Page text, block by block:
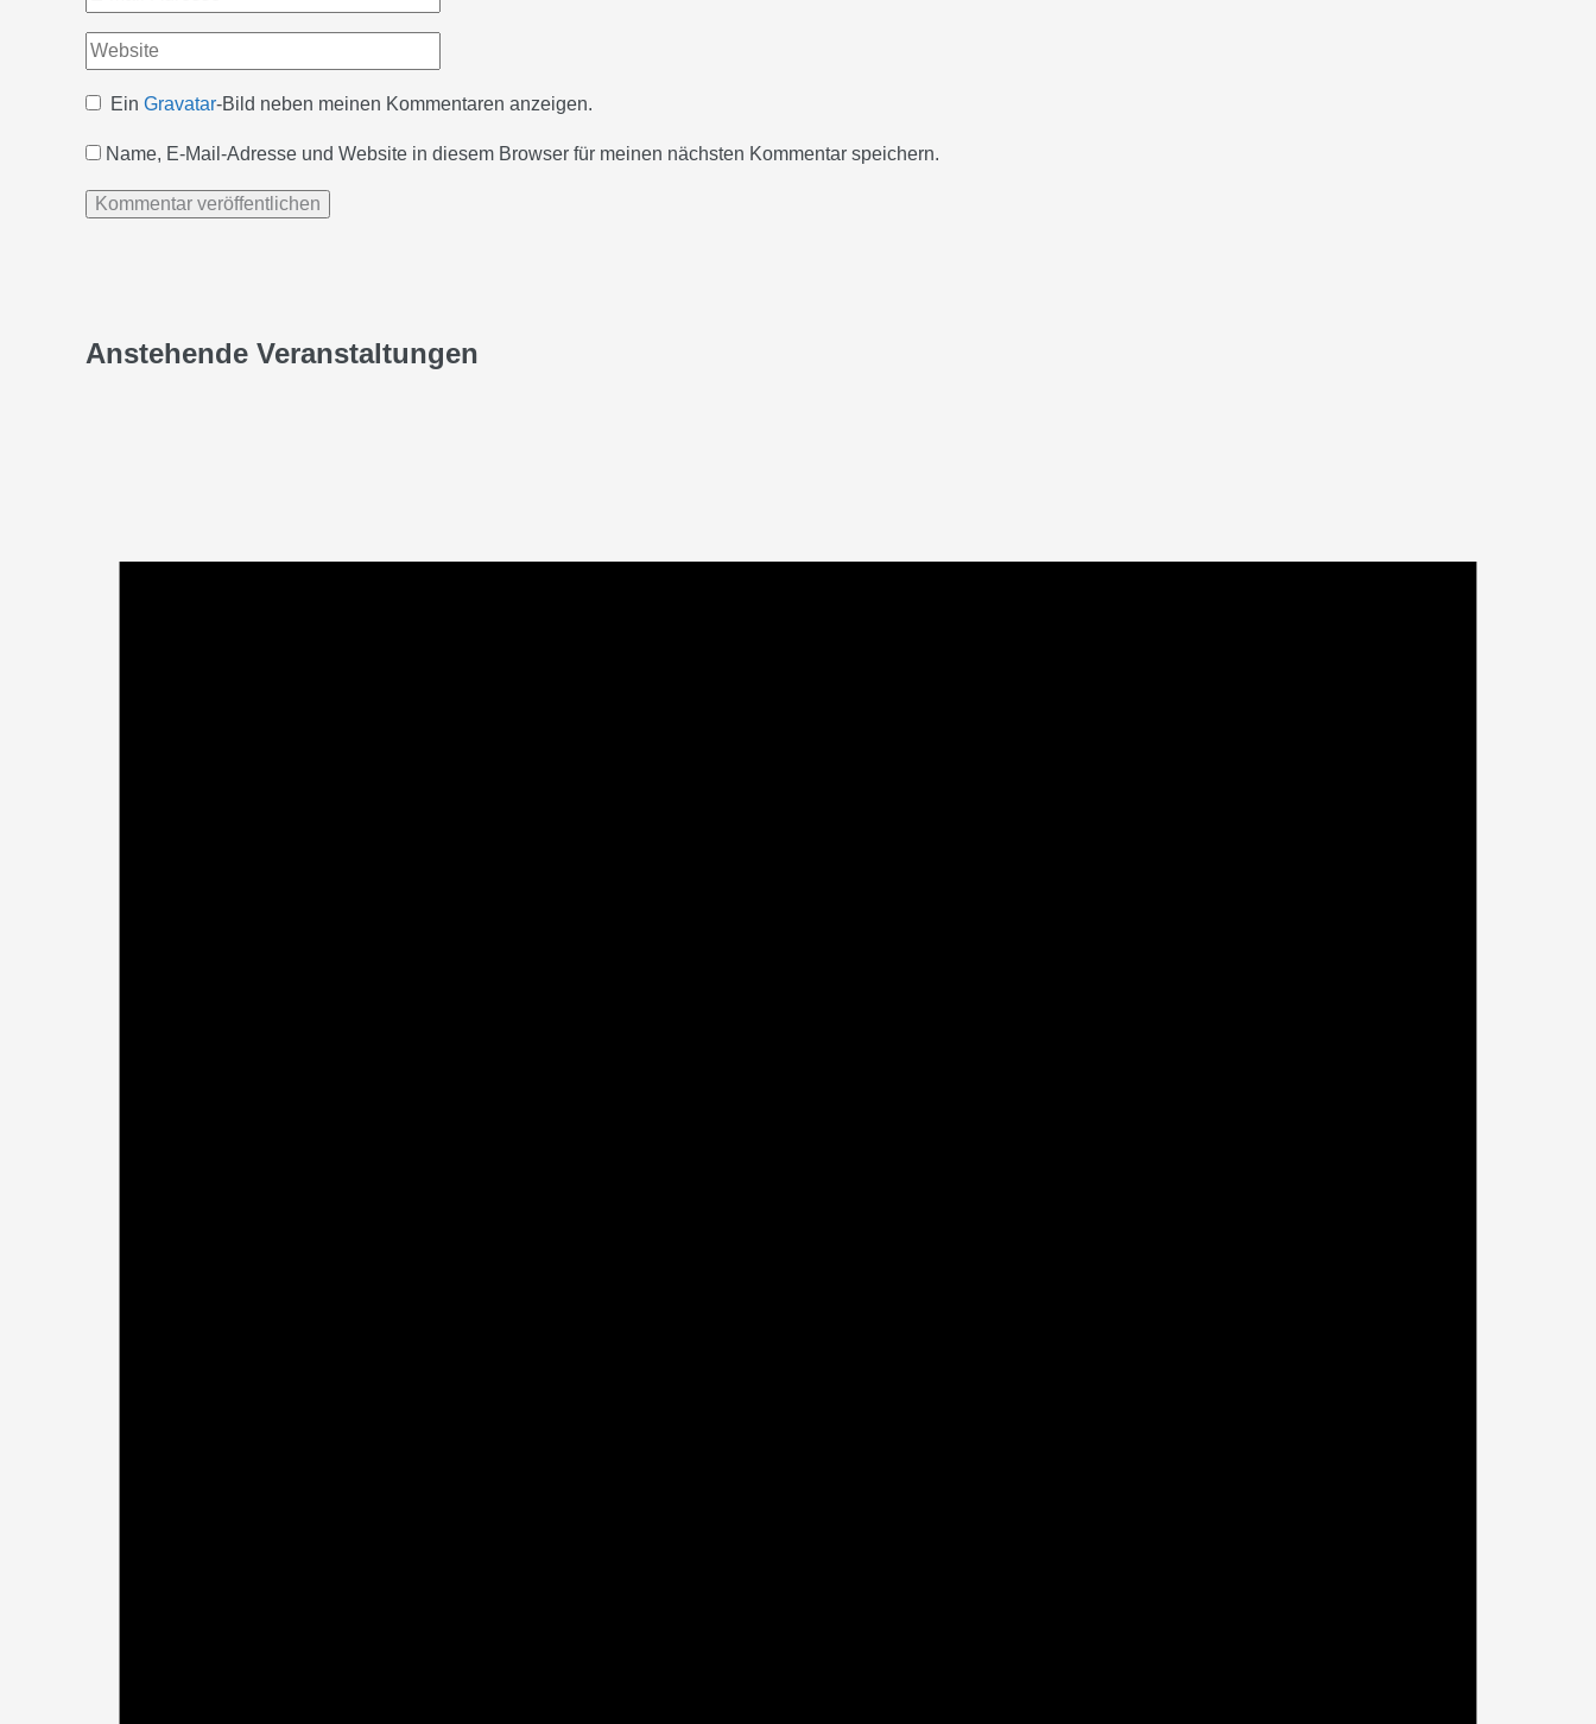
Mail-
Adresse*
Website
EinGravatar-Bild neben meinen Kommentaren anzeigen.
Name, E-Mail-Adresse und Website in diesem Browser für meinen nächsten Kommentar speichern.
Anstehende Veranstaltungen